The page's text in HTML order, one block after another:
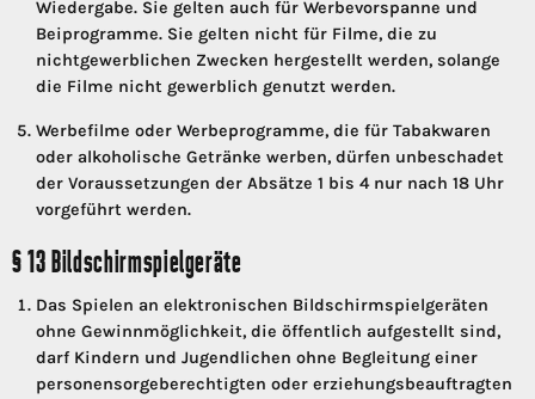
Wiedergabe. Sie gelten auch für Werbevorspanne und
Beiprogramme. Sie gelten nicht für Filme, die zu
nichtgewerblichen Zwecken hergestellt werden, solange
die Filme nicht gewerblich genutzt werden.
Werbefilme oder Werbeprogramme, die für Tabakwaren
oder alkoholische Getränke werben, dürfen unbeschadet
der Voraussetzungen der Absätze 1 bis 4 nur nach 18 Uhr
vorgeführt werden.
§ 13 Bildschirmspielgeräte
Das Spielen an elektronischen Bildschirmspielgeräten
ohne Gewinnmöglichkeit, die öffentlich aufgestellt sind,
darf Kindern und Jugendlichen ohne Begleitung einer
personensorgeberechtigten oder erziehungsbeauftragten